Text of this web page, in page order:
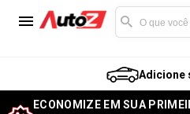
Adicione
ECONOMIZE EM SUA